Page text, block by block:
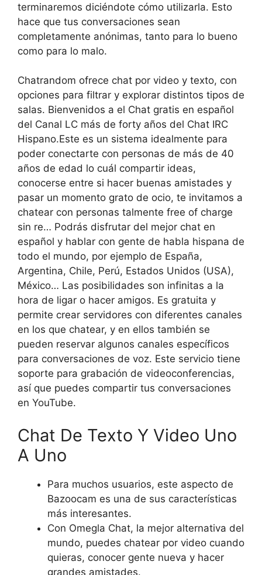
terminaremos diciéndote cómo utilizarla. Esto
hace que tus conversaciones sean
completamente anónimas, tanto para lo bueno
como para lo malo.
Chatrandom ofrece chat por video y texto, con
opciones para filtrar y explorar distintos tipos de
salas. Bienvenidos a el Chat gratis en español
del Canal LC más de forty años del Chat IRC
Hispano.Este es un sistema idealmente para
poder conectarte con personas de más de 40
años de edad lo cuál compartir ideas,
conocerse entre si hacer buenas amistades y
pasar un momento grato de ocio, te invitamos a
chatear con personas talmente free of charge
sin re… Podrás disfrutar del mejor chat en
español y hablar con gente de habla hispana de
todo el mundo, por ejemplo de España,
Argentina, Chile, Perú, Estados Unidos (USA),
México… Las posibilidades son infinitas a la
hora de ligar o hacer amigos. Es gratuita y
permite crear servidores con diferentes canales
en los que chatear, y en ellos también se
pueden reservar algunos canales específicos
para conversaciones de voz. Este servicio tiene
soporte para grabación de videoconferencias,
así que puedes compartir tus conversaciones
en YouTube.
Chat De Texto Y Video Uno
A Uno
Para muchos usuarios, este aspecto de
Bazoocam es una de sus características
más interesantes.
Con Omegla Chat, la mejor alternativa del
mundo, puedes chatear por video cuando
quieras, conocer gente nueva y hacer
grandes amistades.